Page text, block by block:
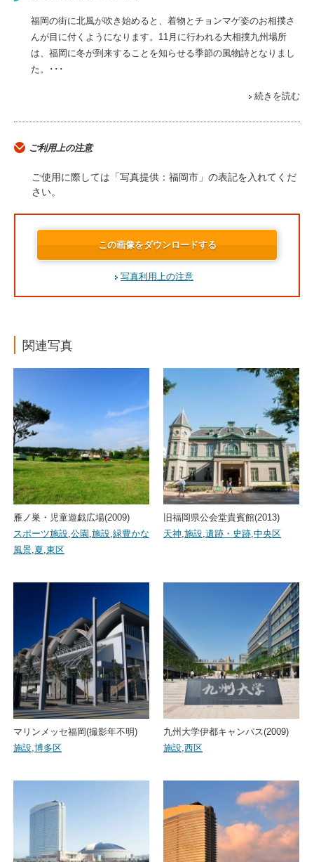
福岡の街に北風が吹き始めると、着物とチョンマゲ姿のお相撲さ
んが目に付くようになります。11月に行われる大相撲九州場所
は、福岡に冬が到来することを知らせる季節の風物詩となりまし
た。･･･
続きを読む
ご利用上の注意
ご使用に際しては「写真提供：福岡市」の表記を入れてくだ
さい。
この画像をダウンロードする
写真利用上の注意
関連写真
雁ノ巣・児童遊戯広場(2009)
スポーツ施設,公園 ,施設,緑豊かな
風景,夏,東区
旧福岡県公会堂貴賓館(2013)
天神,施設,遺跡・史跡,中央区
マリンメッセ福岡(撮影年不明)
施設,博多区
九州大学伊都キャンパス(2009)
施設,西区